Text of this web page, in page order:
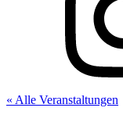
« Alle Veranstaltungen